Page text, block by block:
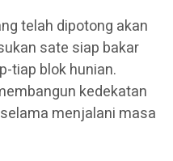
telah dipotong akan
sate siap bakar
tiap blok hunian.
kedekatan
menjalani masa